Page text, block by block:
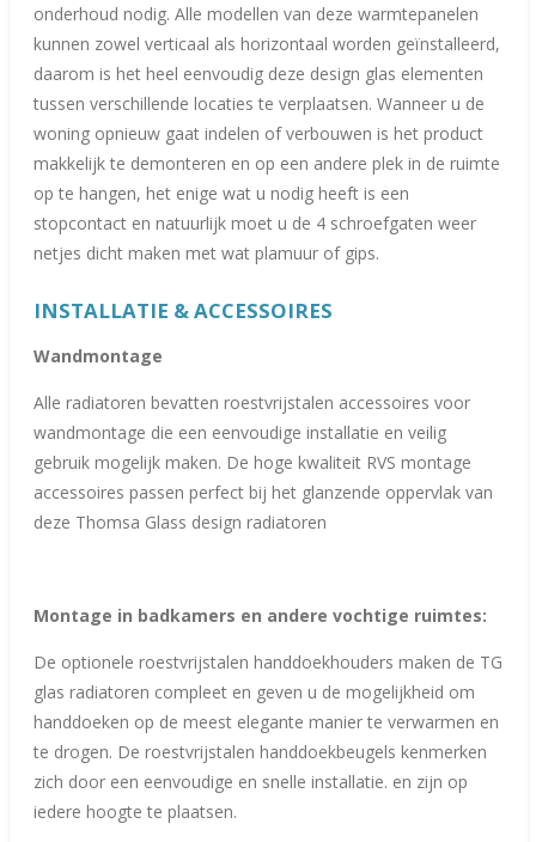
onderhoud nodig. Alle modellen van deze warmtepanelen
kunnen zowel verticaal als horizontaal worden geïnstalleerd,
daarom is het heel eenvoudig deze design glas elementen
tussen verschillende locaties te verplaatsen. Wanneer u de
woning opnieuw gaat indelen of verbouwen is het product
makkelijk te demonteren en op een andere plek in de ruimte
op te hangen, het enige wat u nodig heeft is een
stopcontact en natuurlijk moet u de 4 schroefgaten weer
netjes dicht maken met wat plamuur of gips.
INSTALLATIE & ACCESSOIRES
Wandmontage
Alle radiatoren bevatten roestvrijstalen accessoires voor
wandmontage die een eenvoudige installatie en veilig
gebruik mogelijk maken. De hoge kwaliteit RVS montage
accessoires passen perfect bij het glanzende oppervlak van
deze Thomsa Glass design radiatoren
Montage in badkamers en andere vochtige ruimtes:
De optionele roestvrijstalen handdoekhouders maken de TG
glas radiatoren compleet en geven u de mogelijkheid om
handdoeken op de meest elegante manier te verwarmen en
te drogen. De roestvrijstalen handdoekbeugels kenmerken
zich door een eenvoudige en snelle installatie. en zijn op
iedere hoogte te plaatsen.